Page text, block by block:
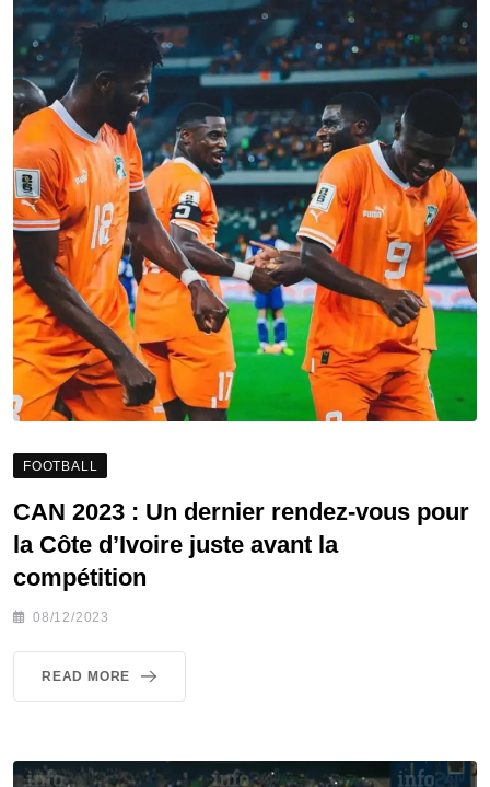
FOOTBALL
CAN 2023 : Un dernier rendez-vous pour
la Côte d’Ivoire juste avant la
compétition
08/12/2023
READ MORE